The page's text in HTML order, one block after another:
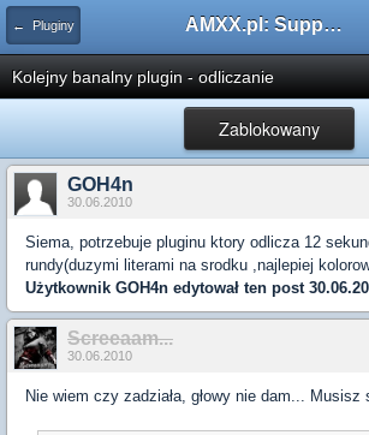
← Pluginy AMXX.pl: Support AMX Mod X i SourceMod
Kolejny banalny plugin - odliczanie
Zablokowany
GOH4n
30.06.2010
Siema, potrzebuje pluginu ktory odlicza 12
rundy(duzymi literami na srodku ,najlepiej
Użytkownik GOH4n edytował ten post
Screeaam...
30.06.2010
Nie wiem czy zadziała, głowy nie dam... Musisz